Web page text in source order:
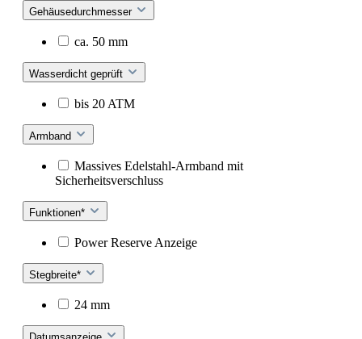
Gehäusedurchmesser
ca. 50 mm
Wasserdicht geprüft
bis 20 ATM
Armband
Massives Edelstahl-Armband mit
Sicherheitsverschluss
Funktionen*
Power Reserve Anzeige
Stegbreite*
24 mm